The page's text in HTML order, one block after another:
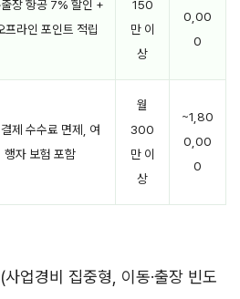
출장 항공 7% 할인 +
프라인 포인트 적립
150
만 이
상
0,00
0
제 수수료 면제, 여
행자 보험 포함
월
300
만 이
상
~1,80
0,00
0
업경비 집중형, 이동·출장 빈도